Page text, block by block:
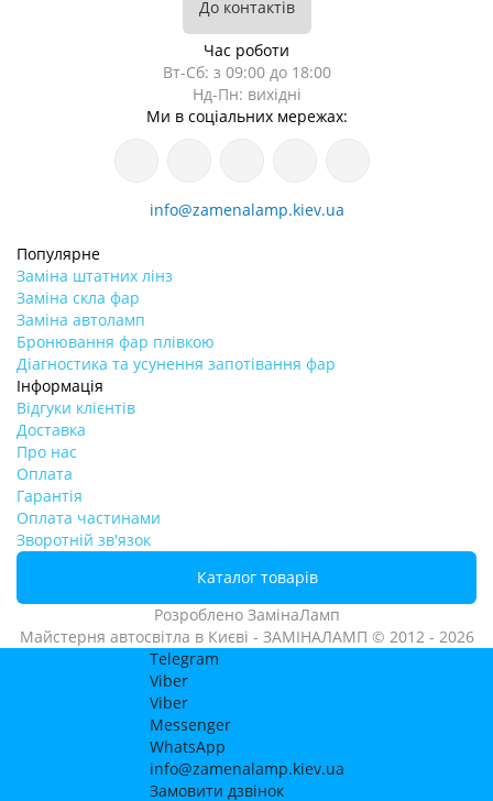
До контактів
Час роботи
Вт-Сб: з 09:00 до 18:00
Нд-Пн: вихідні
Ми в соціальних мережах:
info@zamenalamp.kiev.ua
Популярне
Заміна штатних лінз
Заміна скла фар
Заміна автоламп
Бронювання фар плівкою
Діагностика та усунення запотівання фар
Інформація
Відгуки клієнтів
Доставка
Про нас
Оплата
Гарантія
Оплата частинами
Зворотній зв'язок
Каталог товарів
Розроблено ЗамінаЛамп
Майстерня автосвітла в Києві - ЗАМІНАЛАМП © 2012 - 2026
Telegram
Viber
Viber
Messenger
WhatsApp
info@zamenalamp.kiev.ua
Замовити дзвінок